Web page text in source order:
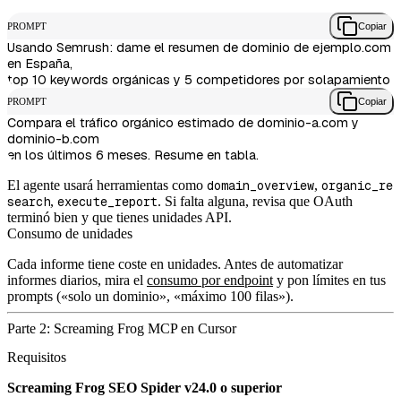
PROMPT Copiar
Usando Semrush: dame el resumen de dominio de ejemplo.com
en España,
PROMPT Copiar
Compara el tráfico orgánico estimado de dominio-a.com y
dominio-b.com
El agente usará herramientas como domain_overview, organic_re
search, execute_report. Si falta alguna, revisa que OAuth
terminó bien y que tienes unidades API.
Consumo de unidades
Cada informe tiene coste en unidades. Antes de automatizar
informes diarios, mira el consumo por endpoint y pon límites en tus
prompts («solo un dominio», «máximo 100 filas»).
Parte 2: Screaming Frog MCP en Cursor
Requisitos
Screaming Frog SEO Spider v24.0 o superior